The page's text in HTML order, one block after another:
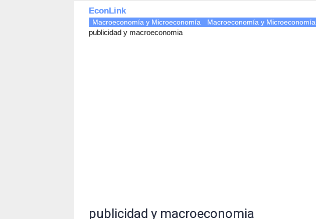
EconLink
Macroeconomía y Microeconomía Macroeconomía y Microeconomía
publicidad y macroeconomia
publicidad y macroeconomia